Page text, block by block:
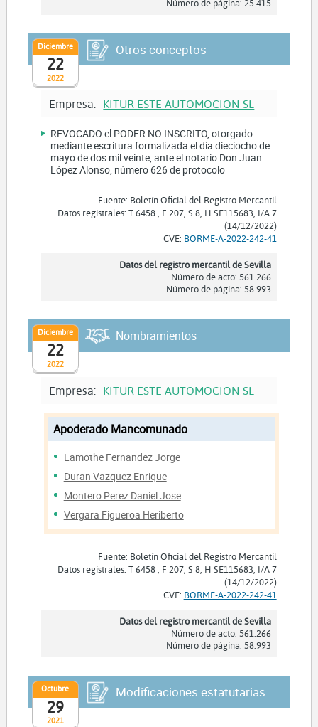
Número de página: 25.415
2022
Diciembre
22
Otros conceptos
Empresa: KITUR ESTE AUTOMOCION SL
REVOCADO el PODER NO INSCRITO, otorgado
mediante escritura formalizada el día dieciocho de
mayo de dos mil veinte, ante el notario Don Juan
López Alonso, número 626 de protocolo
Fuente: Boletín Oficial del Registro Mercantil
Datos registrales: T 6458 , F 207, S 8, H SE115683, I/A 7
(14/12/2022)
CVE: BORME-A-2022-242-41
Datos del registro mercantil de Sevilla
Número de acto: 561.266
Número de página: 58.993
2022
Diciembre
22
Nombramientos
Empresa: KITUR ESTE AUTOMOCION SL
Apoderado Mancomunado
Lamothe Fernandez Jorge
Duran Vazquez Enrique
Montero Perez Daniel Jose
Vergara Figueroa Heriberto
Fuente: Boletín Oficial del Registro Mercantil
Datos registrales: T 6458 , F 207, S 8, H SE115683, I/A 7
(14/12/2022)
CVE: BORME-A-2022-242-41
Datos del registro mercantil de Sevilla
Número de acto: 561.266
Número de página: 58.993
2021
Octubre
29
Modificaciones estatutarias